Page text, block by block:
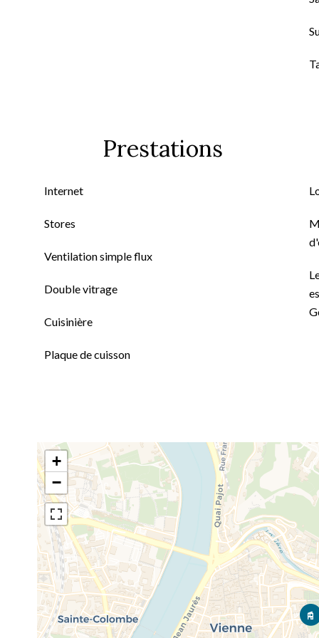
Prestations
Internet
Stores
Ventilation simple flux
Double vitrage
Cuisinière
Plaque de cuisson
+
−